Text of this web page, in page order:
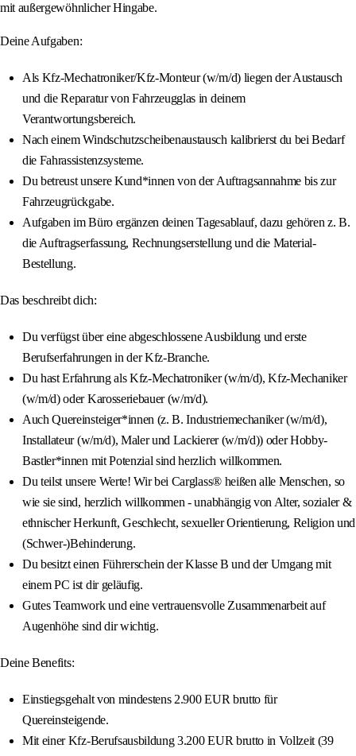
mit außergewöhnlicher Hingabe.
Deine Aufgaben:
Als Kfz-Mechatroniker/Kfz-Monteur (w/m/d) liegen der Austausch
und die Reparatur von Fahrzeugglas in deinem
Verantwortungsbereich.
Nach einem Windschutzscheibenaustausch kalibrierst du bei Bedarf
die Fahrassistenzsysteme.
Du betreust unsere Kund*innen von der Auftragsannahme bis zur
Fahrzeugrückgabe.
Aufgaben im Büro ergänzen deinen Tagesablauf, dazu gehören z. B.
die Auftragserfassung, Rechnungserstellung und die Material-
Bestellung.
Das beschreibt dich:
Du verfügst über eine abgeschlossene Ausbildung und erste
Berufserfahrungen in der Kfz-Branche.
Du hast Erfahrung als Kfz-Mechatroniker (w/m/d), Kfz-Mechaniker
(w/m/d) oder Karosseriebauer (w/m/d).
Auch Quereinsteiger*innen (z. B. Industriemechaniker (w/m/d),
Installateur (w/m/d), Maler und Lackierer (w/m/d)) oder Hobby-
Bastler*innen mit Potenzial sind herzlich willkommen.
Du teilst unsere Werte! Wir bei Carglass® heißen alle Menschen, so
wie sie sind, herzlich willkommen - unabhängig von Alter, sozialer &
ethnischer Herkunft, Geschlecht, sexueller Orientierung, Religion und
(Schwer-)Behinderung.
Du besitzt einen Führerschein der Klasse B und der Umgang mit
einem PC ist dir geläufig.
Gutes Teamwork und eine vertrauensvolle Zusammenarbeit auf
Augenhöhe sind dir wichtig.
Deine Benefits:
Einstiegsgehalt von mindestens 2.900 EUR brutto für
Quereinsteigende.
Mit einer Kfz-Berufsausbildung 3.200 EUR brutto in Vollzeit (39